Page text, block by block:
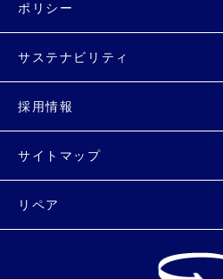
ポリシー
サステナビリティ
採用情報
サイトマップ
リペア